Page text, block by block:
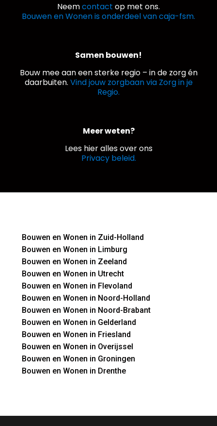
Neemcontact op met ons.
Bouwen en Wonen is onderdeel van caja-fsm.
Samen bouwen!
Bouw mee aan een sterke regio – in de zorg én
daarbuiten. Vind jouw zorgbaan via Zorg in je
Regio.
Meer weten?
Lees hier alles over ons
Privacy beleid.
Bouwen en Wonen in Zuid-Holland
Bouwen en Wonen in Limburg
Bouwen en Wonen in Zeeland
Bouwen en Wonen in Utrecht
Bouwen en Wonen in Flevoland
Bouwen en Wonen in Noord-Holland
Bouwen en Wonen in Noord-Brabant
Bouwen en Wonen in Gelderland
Bouwen en Wonen in Friesland
Bouwen en Wonen in Overijssel
Bouwen en Wonen in Groningen
Bouwen en Wonen in Drenthe